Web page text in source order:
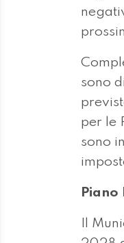
sono
per le
sono
Il